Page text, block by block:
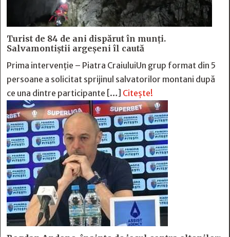
Turist de 84 de ani dispărut în munți.
Salvamontiștii argeșeni îl caută
Prima intervenție – Piatra CraiuluiUn grup format din 5
persoane a solicitat sprijinul salvatorilor montani după
ce una dintre participante […] Citește!